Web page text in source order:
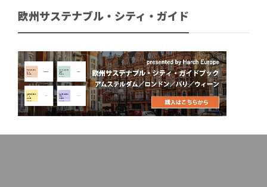
欧州サステナブル・シティ・ガイド